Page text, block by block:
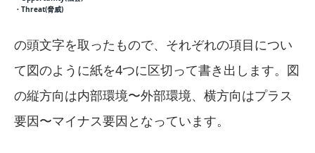
・Threat(脅威)
の頭文字を取ったもので、それぞれの項目につい
て図のように紙を4つに区切って書き出します。図
の縦方向は内部環境〜外部環境、横方向はプラス
要因〜マイナス要因となっています。